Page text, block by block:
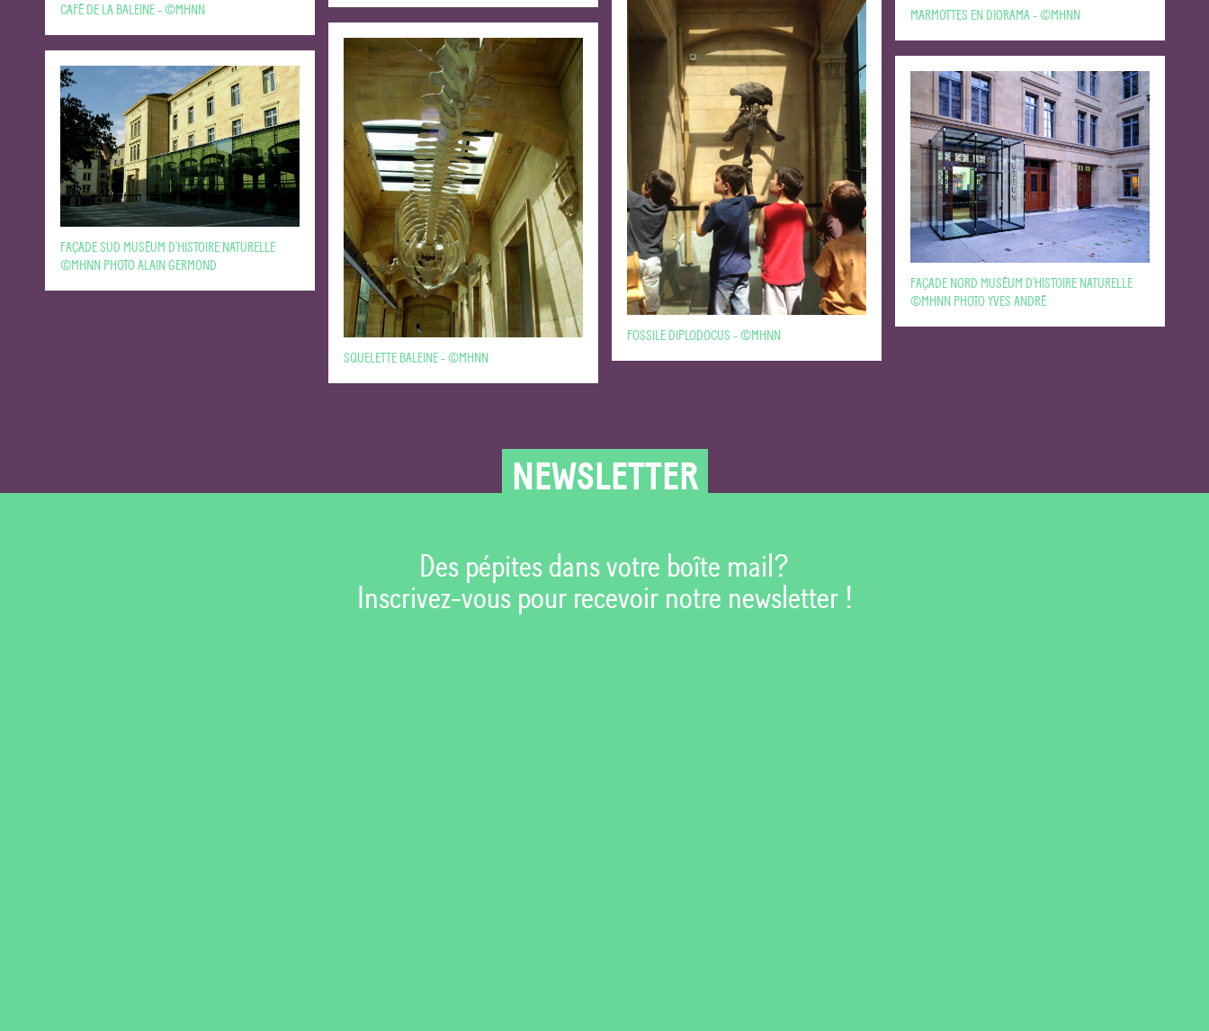
MARMOTTES EN DIORAMA - ©MHNN
CAFÉ DE LA BALEINE - ©MHNN
FOSSILE DIPLODOCUS - ©MHNN
SQUELETTE BALEINE - ©MHNN
FAÇADE SUD MUSÉUM D'HISTOIRE NATURELLE
©MHNN PHOTO ALAIN GERMOND
FAÇADE NORD MUSÉUM D'HISTOIRE NATURELLE
©MHNN PHOTO YVES ANDRÉ
Des pépites dans votre boîte mail?
Inscrivez-vous pour recevoir notre newsletter !
NEWSLETTER